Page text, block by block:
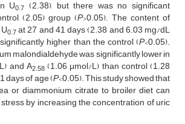
U0.7(2.38), but there was no significant
(2.05) group (P>0.05). The content of
0.7at 27 and 41 days (2.38 and 6.03 mg/dL
higher than the control (P<0.05).
malondialdehyde was significantly lower in
and A2.58(1.06 μmol/L) than control (1.28
days of age (P<0.05). This study showed that
or diammonium citrate to broiler diet can
by increasing the concentration of uric